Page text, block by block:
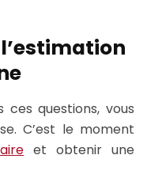
questions, vous
C’est le moment
et obtenir une